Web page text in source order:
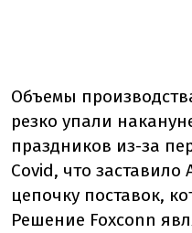
Объемы
резко упали
праздников из-за
Covid, что заставило
цепочку поставок,
Решение Foxconn